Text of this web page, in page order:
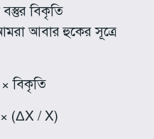
বিকৃতি
আবার হুকের সূত্রে
বিকৃতি
(ΔX / X)